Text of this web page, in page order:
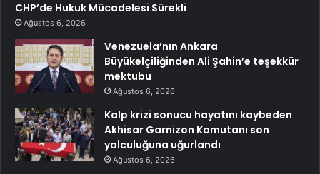
CHP’de Hukuk Mücadelesi Sürekli
Ağustos 6, 2026
Venezuela’nın Ankara
Büyükelçiliğinden Ali Şahin’e teşekkür
mektubu
Ağustos 6, 2026
Kalp krizi sonucu hayatını kaybeden
Akhisar Garnizon Komutanı son
yolculuğuna uğurlandı
Ağustos 6, 2026